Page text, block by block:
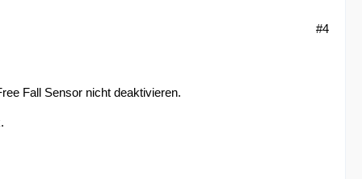
#4
Fall Sensor nicht deaktivieren.